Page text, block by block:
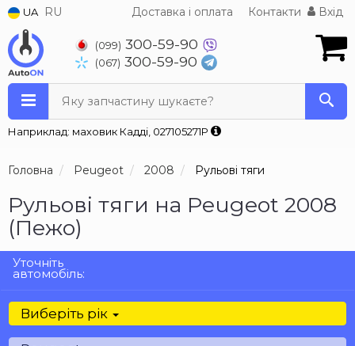
UA RU Доставка і оплата Контакти Вхід
(099) 300-59-90
(067) 300-59-90
Яку запчастину шукаєте?
Наприклад: маховик Кадді, 027105271P
Головна Peugeot 2008 Рульові тяги
Рульові тяги на Peugeot 2008
(Пежо)
Уточніть
автомобіль:
Виберіть рік